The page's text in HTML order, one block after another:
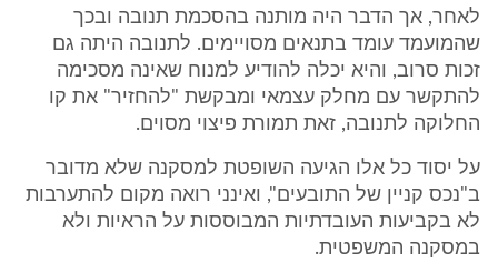
לאחר, אך הדבר היה מותנה בהסכמת תנובה ובכך
שהמועמד עומד בתנאים מסויימים. לתנובה היתה גם
זכות סרוב, והיא יכלה להודיע למנוח שאינה מסכימה
להתקשר עם מחלק עצמאי ומבקשת "להחזיר" את קו
החלוקה לתנובה, זאת תמורת פיצוי מסוים.
על יסוד כל אלו הגיעה השופטת למסקנה שלא מדובר
ב"נכס קניין של התובעים", ואינני רואה מקום להתערבות
לא בקביעות העובדתיות המבוססות על הראיות ולא
במסקנה המשפטית.